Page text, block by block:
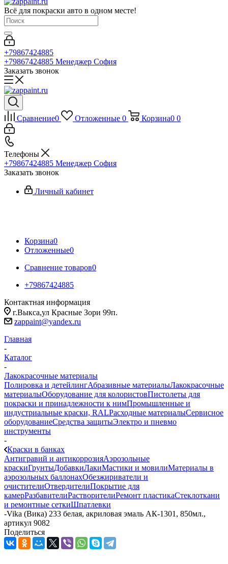
Всё для покраски авто в одном месте!
+79867424885
+79867424885 Менеджер София
Заказать звонок
Сравнение0 Отложенные 0 Корзина0 0
Телефоны
+79867424885 Менеджер София
Заказать звонок
Личный кабинет
Корзина0
Отложенные0
Сравнение товаров0
+79867424885
Контактная информация
г.Выкса,ул Красные Зори 99п.
zappaint@yandex.ru
Главная
-
Каталог
-
Лакокрасочные материалы
Полировка и детейлингАбразивные материалыЛакокрасочные
материалыОборудование для колористовПистолеты для
покраски и принадлежности к нимПромышленные и
индустриальные краски, RALРасходные материалыСервисное
оборудованиеСредства защитыЭлектро и пневмо
инструменты
-
Краски в банках
Антигравий и антикоррозияАэрозольные
краскиГрунтыДобавкиЛакиМастики и мовилиМатериалы в
аэрозольных баллонахОбезжириватели и
очистителиОтвердителиПокрытие для
камерРазбавителиРастворителиРемонт пластикаСтеклоткани
и ремонтные сеткиШпатлевки
-Vika (Вика) 233 белая, акриловая эмаль АК-1301, 850мл.,
артикул 9082
Поделиться